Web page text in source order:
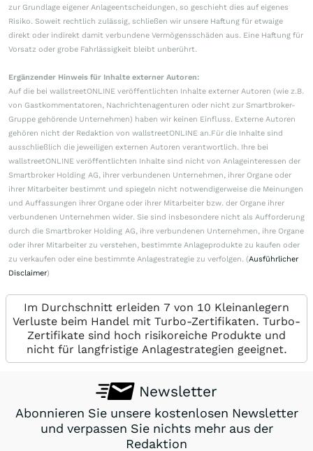
zur Grundlage eigener Anlageentscheidungen, so geschieht dies auf eigenes
Risiko. Soweit rechtlich zulässig, schließen wir unsere Haftung für etwaige
direkt oder indirekt damit verbundene Vermögensschäden aus. Eine Haftung für
Vorsatz oder grobe Fahrlässigkeit bleibt unberührt.
Ergänzender Hinweis für Inhalte externer Autoren:
Auf die bei wallstreetONLINE veröffentlichten Inhalte externer Autoren (wie z.B.
von Gastkommentatoren, Nachrichtenagenturen oder nicht zur Smartbroker-
Gruppe gehörende Unternehmen) haben wir keinen Einfluss. Externe Autoren
gehören nicht der Redaktion von wallstreetONLINE an.Für die Inhalte sind
ausschließlich die jeweiligen externen Autoren verantwortlich. Ihre bei
wallstreetONLINE veröffentlichten Inhalte sind nicht von Anlageinteressen der
Smartbroker Holding AG, ihrer verbundenen Unternehmen, ihrer Organe oder
ihrer Mitarbeiter bestimmt und spiegeln nicht notwendigerweise die Meinungen
und Auffassungen ihrer Organe oder ihrer Mitarbeiter bzw. der Organe ihrer
verbundenen Unternehmen wider. Sie sind insbesondere nicht als Aufforderung
durch die Smartbroker Holding AG, ihre verbundenen Unternehmen, ihre Organe
oder ihrer Mitarbeiter zu verstehen, bestimmte Anlageprodukte zu kaufen oder
zu verkaufen oder eine bestimmte Anlagestrategie zu verfolgen. (Ausführlicher
Disclaimer)
Im Durchschnitt erleiden 7 von 10 Kleinanlegern
Verluste beim Handel mit Turbo-Zertifikaten. Turbo-
Zertifikate sind hoch risikoreiche Produkte und
nicht für langfristige Anlagestrategien geeignet.
Newsletter
Abonnieren Sie unsere kostenlosen Newsletter
und verpassen Sie nichts mehr aus der
Redaktion